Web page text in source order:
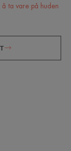
ta vare på huden